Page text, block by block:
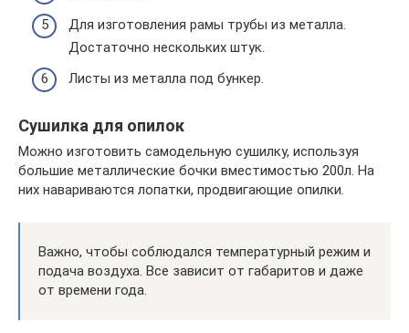
Для изготовления рамы трубы из металла.
Достаточно нескольких штук.
Листы из металла под бункер.
Сушилка для опилок
Можно изготовить самодельную сушилку, используя
большие металлические бочки вместимостью 200л. На
них навариваются лопатки, продвигающие опилки.
Важно, чтобы соблюдался температурный режим и
подача воздуха. Все зависит от габаритов и даже
от времени года.